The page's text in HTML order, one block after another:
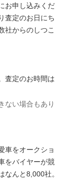
お申し込みくだ
査定のお日にち
社からのしつこ
査定のお時間は
ない場合もあり
車をオークショ
をバイヤーが競
なんと8,000社。